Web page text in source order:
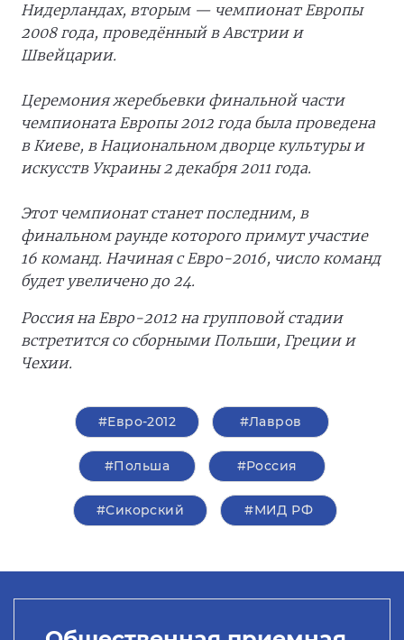
Нидерландах, вторым — чемпионат Европы
2008 года, проведённый в Австрии и
Швейцарии.
Церемония жеребьевки финальной части
чемпионата Европы 2012 года была проведена
в Киеве, в Национальном дворце культуры и
искусств Украины 2 декабря 2011 года.
Этот чемпионат станет последним, в
финальном раунде которого примут участие
16 команд. Начиная с Евро-2016, число команд
будет увеличено до 24.
Россия на Евро-2012 на групповой стадии
встретится со сборными Польши, Греции и
Чехии.
#Евро-2012 #Лавров
#Польша #Россия
#Сикорский #МИД РФ